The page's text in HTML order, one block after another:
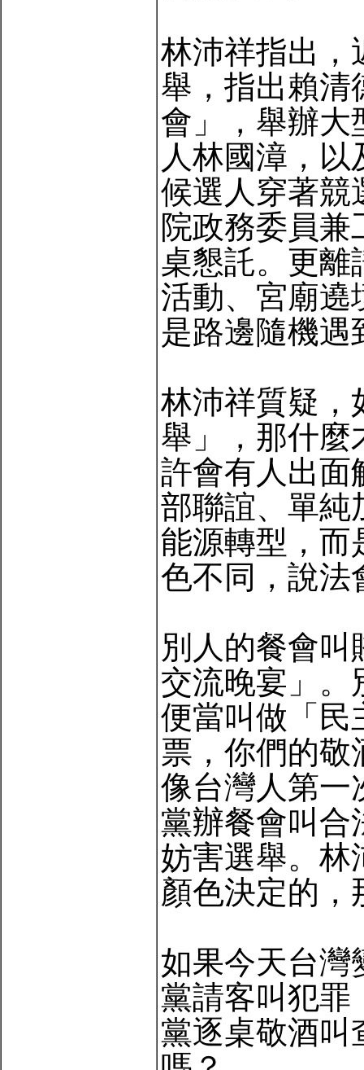
林沛祥指出，
舉，指出賴清
會」，舉辦大
人林國漳，
候選人穿著競
院政務委員
桌懇託。更離
活動、宮廟遶
是路邊隨機遇
林沛祥質疑，
舉」，那什麼
許會有人出面
部聯誼、單純
能源轉型，而
色不同，說法
別人的餐會
交流晚宴」。
便當叫做「民
票，你們的敬
像台灣人第一
黨辦餐會叫合
妨害選舉。林
顏色決定的，
如果今天台灣
黨請客叫犯罪
黨逐桌敬酒叫